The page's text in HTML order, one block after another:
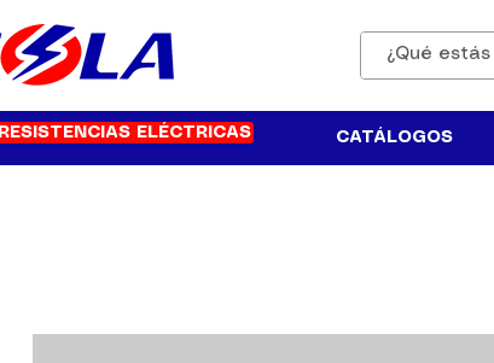
RESISTENCIAS ELÉCTRICAS CATÁLOGOS